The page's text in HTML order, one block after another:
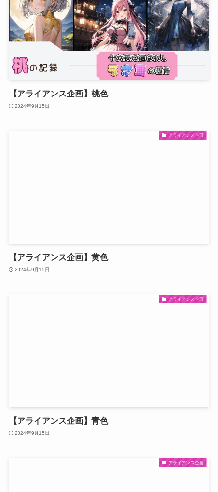
【アライアンス企画】桃色
2024年9月15日
アライアンス企画
【アライアンス企画】黄色
2024年9月15日
アライアンス企画
【アライアンス企画】青色
2024年9月15日
アライアンス企画